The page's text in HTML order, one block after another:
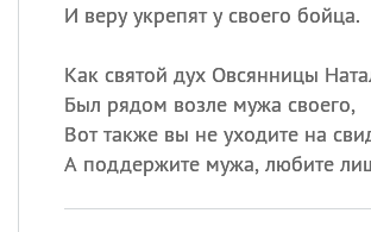
И веру укрепят у своего бойца.
Как святой дух Овсянницы
Был рядом возле мужа своего,
Вот также вы не уходите на
А поддержите мужа, любите